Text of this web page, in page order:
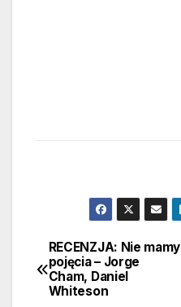
Nawigacja
wpisu
RECENZJA: Nie mamy
pojęcia – Jorge
Cham, Daniel
Whiteson